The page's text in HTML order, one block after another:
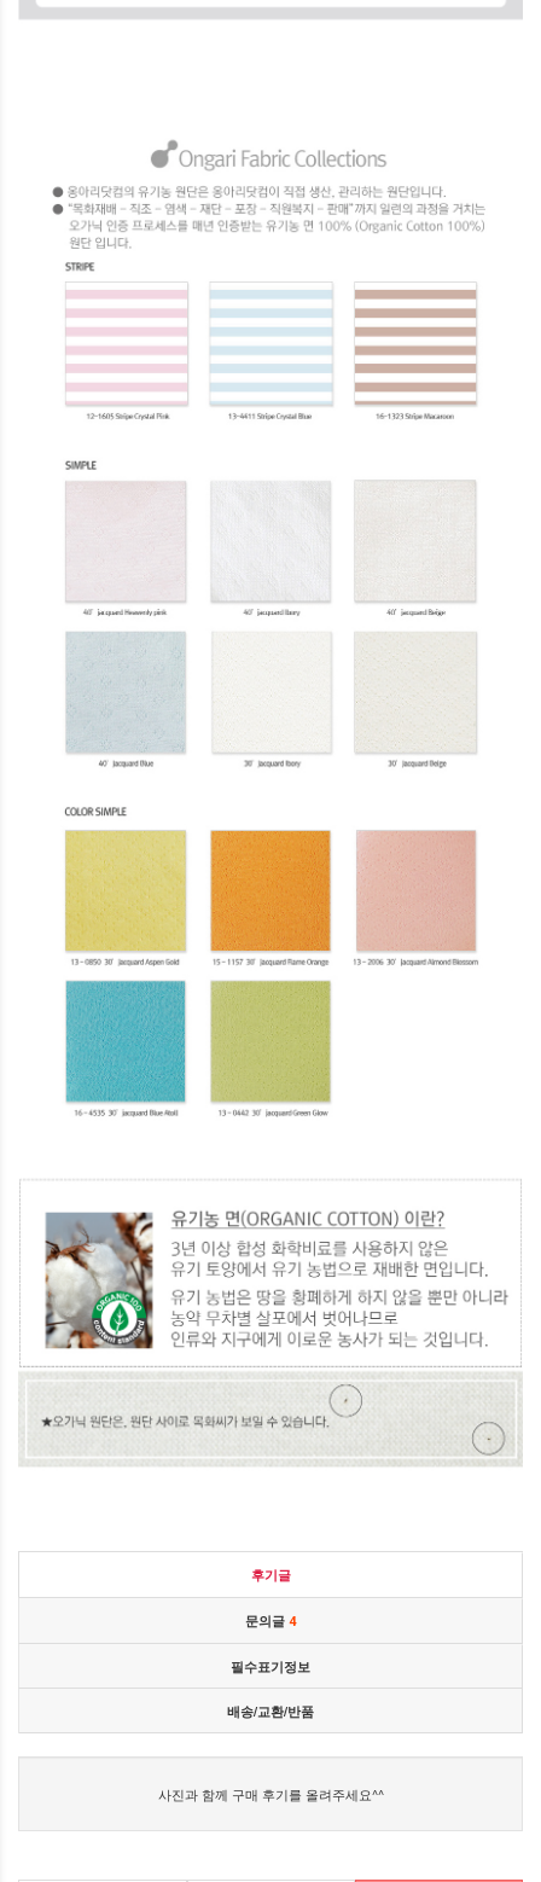
후기글
문의글 4
필수표기정보
배송/교환/반품
사진과 함께 구매 후기를 올려주세요^^